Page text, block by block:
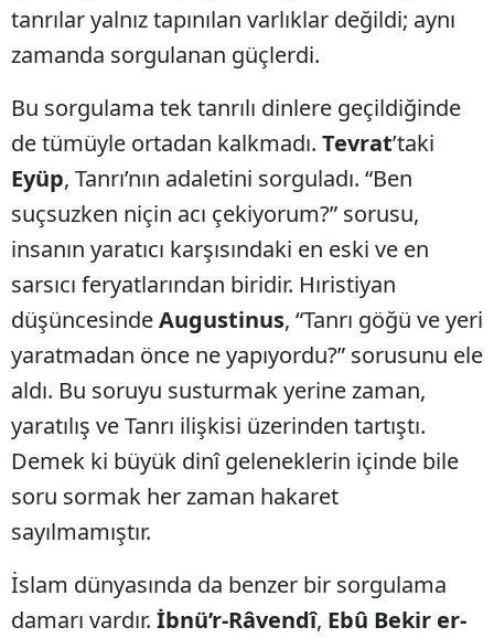
tanrılar yalnız tapınılan varlıklar değildi; aynı
zamanda sorgulanan güçlerdi.
Bu sorgulama tek tanrılı dinlere geçildiğinde
de tümüyle ortadan kalkmadı. Tevrat’taki
Eyüp, Tanrı’nın adaletini sorguladı. “Ben
suçsuzken niçin acı çekiyorum?” sorusu,
insanın yaratıcı karşısındaki en eski ve en
sarsıcı feryatlarından biridir. Hıristiyan
düşüncesindeAugustinus, “Tanrı göğü ve yeri
yaratmadan önce ne yapıyordu?” sorusunu ele
aldı. Bu soruyu susturmak yerine zaman,
yaratılış ve Tanrı ilişkisi üzerinden tartıştı.
Demek ki büyük dinî geleneklerin içinde bile
soru sormak her zaman hakaret
sayılmamıştır.
İslam dünyasında da benzer bir sorgulama
damarı vardır. İbnü’r-Râvendî, Ebû Bekir er-